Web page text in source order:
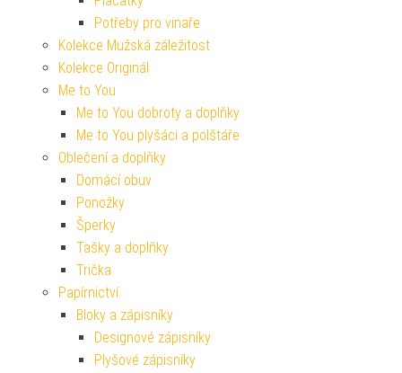
Potřeby pro vinaře
Kolekce Mužská záležitost
Kolekce Originál
Me to You
Me to You dobroty a doplňky
Me to You plyšáci a polštáře
Oblečení a doplňky
Domácí obuv
Ponožky
Šperky
Tašky a doplňky
Trička
Papírnictví
Bloky a zápisníky
Designové zápisníky
Plyšové zápisníky